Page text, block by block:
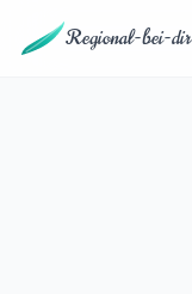
Regional-bei-dir